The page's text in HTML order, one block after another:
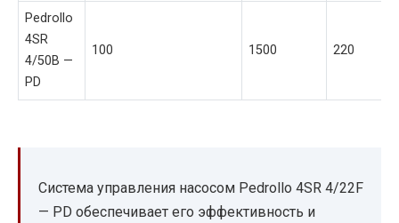
Pedrollo
4SR
4/50B —
PD
100 1500 220
Система управления насосом Pedrollo 4SR 4/22F
— PD обеспечивает его эффективность и